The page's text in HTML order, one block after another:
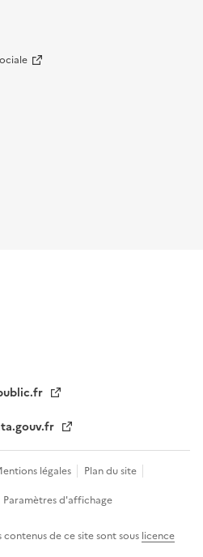
légales
Plan du site
Paramètres d'affichage
de ce site sont sous licence